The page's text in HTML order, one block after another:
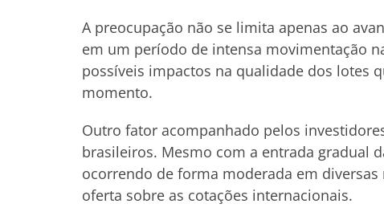
A preocupação não se limita apenas ao
em um período de intensa movimentação
possíveis impactos na qualidade dos lotes
momento.
Outro fator acompanhado pelos
brasileiros. Mesmo com a entrada gradual
ocorrendo de forma moderada em
oferta sobre as cotações internacionais.